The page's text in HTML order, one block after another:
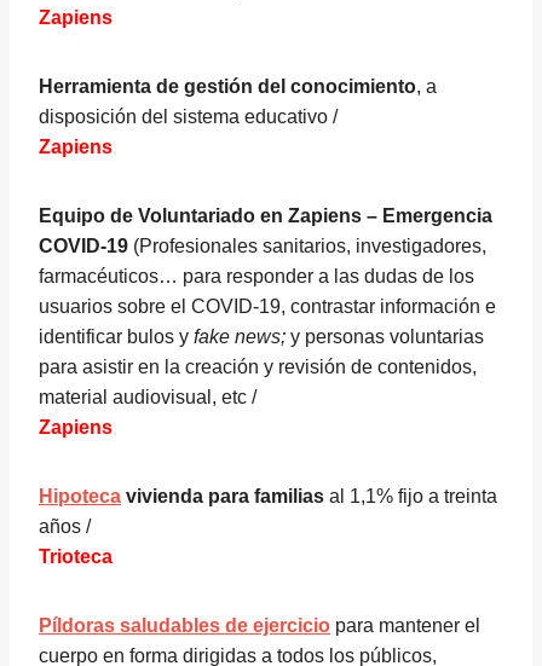
Zapiens
Herramienta de gestión del conocimiento, a
disposición del sistema educativo /
Zapiens
Equipo de Voluntariado en Zapiens – Emergencia
COVID-19 (Profesionales sanitarios, investigadores,
farmacéuticos… para responder a las dudas de los
usuarios sobre el COVID-19, contrastar información e
identificar bulos y fake news; y personas voluntarias
para asistir en la creación y revisión de contenidos,
material audiovisual, etc /
Zapiens
Hipoteca vivienda para familias al 1,1% fijo a treinta
años /
Trioteca
Píldoras saludables de ejercicio para mantener el
cuerpo en forma dirigidas a todos los públicos,